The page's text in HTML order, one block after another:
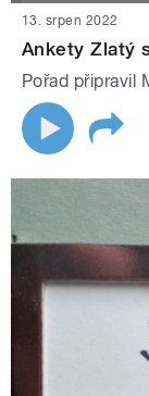
13. srpen 2022
Ankety Zlatý
Pořad připravil